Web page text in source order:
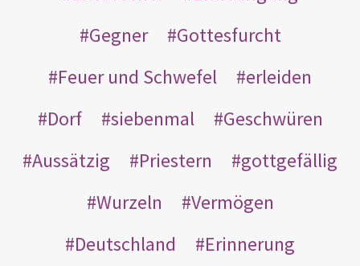
Gegner
Gottesfurcht
Feuer und Schwefel
erleiden
Dorf
siebenmal
Geschwüren
Aussätzig
Priestern
gottgefällig
Wurzeln
Vermögen
Deutschland
Erinnerung